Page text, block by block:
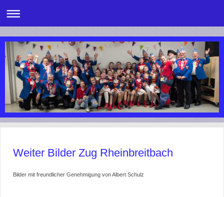
Weiter Bilder Zug Rheinbreitbach
Bilder mit freundlicher Genehmigung von Albert Schulz